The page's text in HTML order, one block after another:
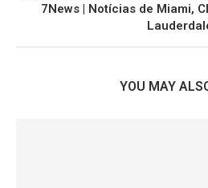
7News | Notícias de Miami,
YOU MAY